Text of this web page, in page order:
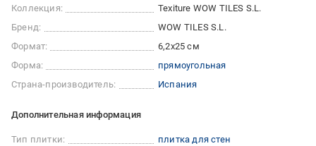
Коллекция:
Texiture WOW TILES S.L.
Бренд:
WOW TILES S.L.
Формат:
6,2x25 см
Форма:
прямоугольная
Страна-производитель:
Испания
Дополнительная информация
Тип плитки:
плитка для стен